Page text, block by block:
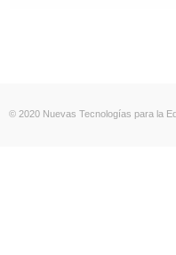
© 2020 Nuevas Tecnologías para la